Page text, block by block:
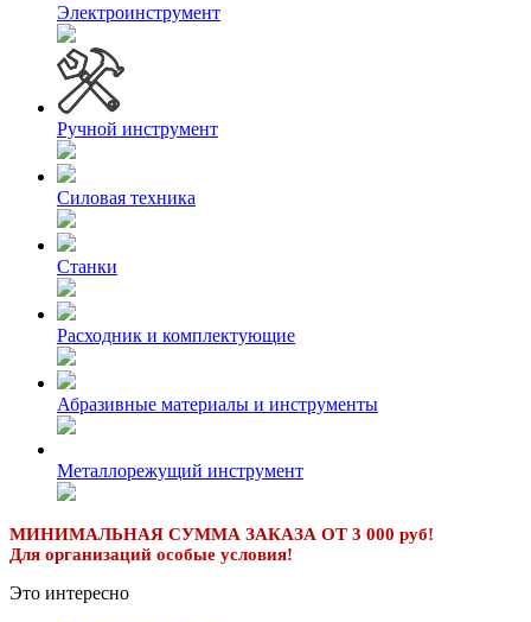
Электроинструмент
Ручной инструмент
Силовая техника
Станки
Расходник и комплектующие
Абразивные материалы и инструменты
Металлорежущий инструмент
МИНИМАЛЬНАЯ СУММА ЗАКАЗА ОТ 3 000 руб!
Для организаций особые условия!
Это интересно